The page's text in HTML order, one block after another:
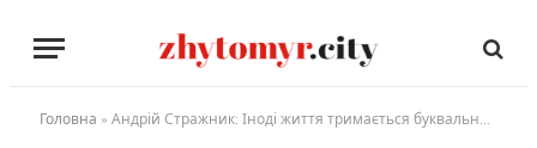
Головна » Андрій Стражник: Іноді життя тримається буквально на металі і на небайдужих людях. ВІДЕО